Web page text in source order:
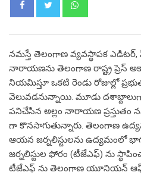
నమస్తే తెలంగాణ వ్యవస్థాపక ఎడిటర్,
నారాయణను తెలంగాణ రాష్ట్ర ప్రెస్
నియమిస్తూ ఒకటి రెండు రోజుల్లో
వెలువడనున్నాయి. మూడు
పనిచేసిన అల్లం నారాయణ ప్రస్తుతం
గా కొనసాగుతున్నారు. తెలంగాణ
ఆయన జర్నలిస్టులను ఉద్యమంలో
జర్నలిస్టుల ఫోరం (టీజేఎఫ్) ను
టీజేఎఫ్ ను తెలంగాణ యూనియన్ ఆఫ్